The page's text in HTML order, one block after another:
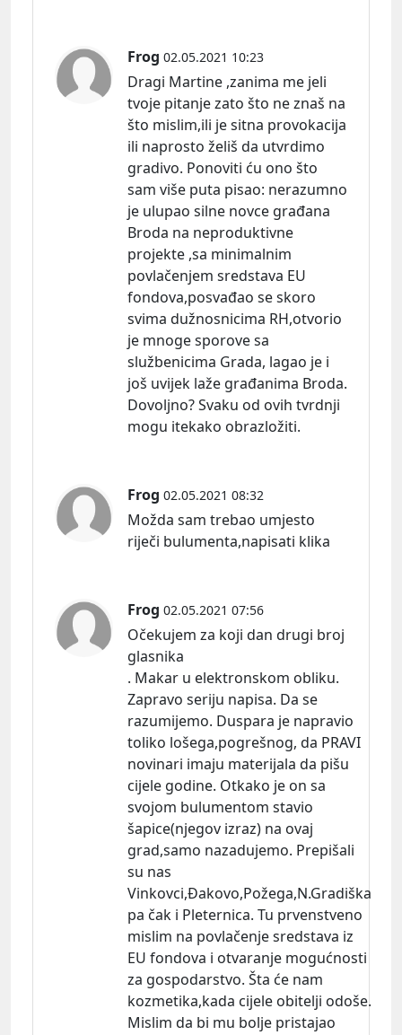
Frog 02.05.2021 10:23
Dragi Martine ,zanima me jeli
tvoje pitanje zato što ne znaš na
što mislim,ili je sitna provokacija
ili naprosto želiš da utvrdimo
gradivo. Ponoviti ću ono što
sam više puta pisao: nerazumno
je ulupao silne novce građana
Broda na neproduktivne
projekte ,sa minimalnim
povlačenjem sredstava EU
fondova,posvađao se skoro
svima dužnosnicima RH,otvorio
je mnoge sporove sa
službenicima Grada, lagao je i
još uvijek laže građanima Broda.
Dovoljno? Svaku od ovih tvrdnji
mogu itekako obrazložiti.
Frog 02.05.2021 08:32
Možda sam trebao umjesto
riječi bulumenta,napisati klika
Frog 02.05.2021 07:56
Očekujem za koji dan drugi broj
glasnika
. Makar u elektronskom obliku.
Zapravo seriju napisa. Da se
razumijemo. Duspara je napravio
toliko lošega,pogrešnog, da PRAVI
novinari imaju materijala da pišu
cijele godine. Otkako je on sa
svojom bulumentom stavio
šapice(njegov izraz) na ovaj
grad,samo nazadujemo. Prepišali
su nas
Vinkovci,Đakovo,Požega,N.Gradiška
pa čak i Pleternica. Tu prvenstveno
mislim na povlačenje sredstava iz
EU fondova i otvaranje mogućnosti
za gospodarstvo. Šta će nam
kozmetika,kada cijele obitelji odoše.
Mislim da bi mu bolje pristajao